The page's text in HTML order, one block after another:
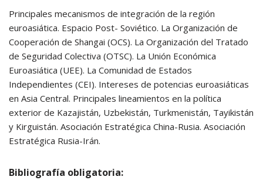
Principales mecanismos de integración de la región
euroasiática. Espacio Post- Soviético. La Organización de
Cooperación de Shangai (OCS). La Organización del Tratado
de Seguridad Colectiva (OTSC). La Unión Económica
Euroasiática (UEE). La Comunidad de Estados
Independientes (CEI). Intereses de potencias euroasiáticas
en Asia Central. Principales lineamientos en la política
exterior de Kazajistán, Uzbekistán, Turkmenistán, Tayikistán
y Kirguistán. Asociación Estratégica China-Rusia. Asociación
Estratégica Rusia-Irán.
Bibliografía obligatoria: